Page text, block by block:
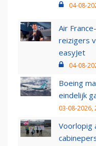
04-08-
Air
reizigers
easyJet
04-08-
Boeing
eindelijk
03-08-2026,
Voorlopig